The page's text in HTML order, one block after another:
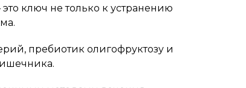
ключ не только к устранению
пребиотик олигофруктозу и